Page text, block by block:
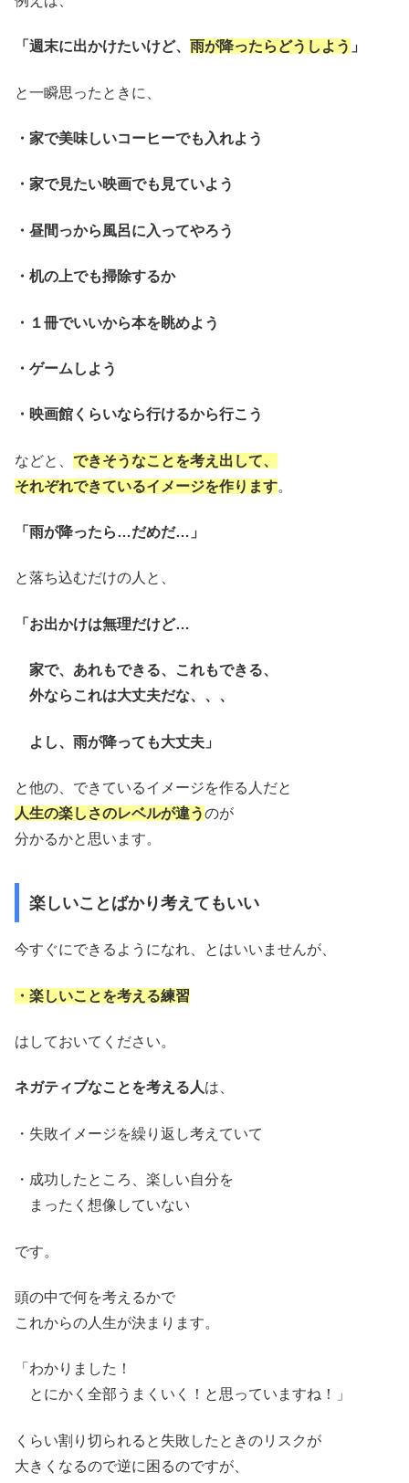
「週末に出かけたいけど、 雨が降ったらどうしよう 」
と一瞬思ったときに、
・家で美味しいコーヒーでも入れよう
・家で見たい映画でも見ていよう
・昼間っから風呂に入ってやろう
・机の上でも掃除するか
・１冊でいいから本を眺めよう
・ゲームしよう
・映画館くらいなら行けるから行こう
などと、 できそうなことを考え出して、
それぞれできているイメージを作ります。
「雨が降ったら…だめだ…」
と落ち込むだけの人と、
「お出かけは無理だけど…
家で、あれもできる、これもできる、
外ならこれは大丈夫だな、、、
よし、雨が降っても大丈夫」
と他の、できているイメージを作る人だと
人生の楽しさのレベルが違うのが
分かるかと思います。
楽しいことばかり考えてもいい
今すぐにできるようになれ、とはいいませんが、
・楽しいことを考える練習
はしておいてください。
ネガティブなことを考える人は、
・失敗イメージを繰り返し考えていて
・成功したところ、楽しい自分を
まったく想像していない
です。
頭の中で何を考えるかで
これからの人生が決まります。
「わかりました！
とにかく全部うまくいく！と思っていますね！」
くらい割り切られると失敗したときのリスクが
大きくなるので逆に困るのですが、